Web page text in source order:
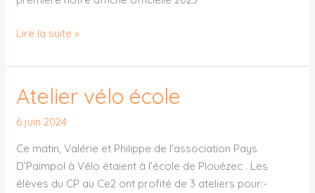
Lire la suite »
Atelier vélo école
6 juin 2024
Ce matin, Valérie et Philippe de l’association Pays
D’Paimpol à Vélo étaient à l’école de Plouézec . Les
élèves du CP au Ce2 ont profité de 3 ateliers pour:-
Atelier
vélo
école